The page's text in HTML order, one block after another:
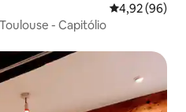
4,92 de uma
4,92 (96)
- Capitólio